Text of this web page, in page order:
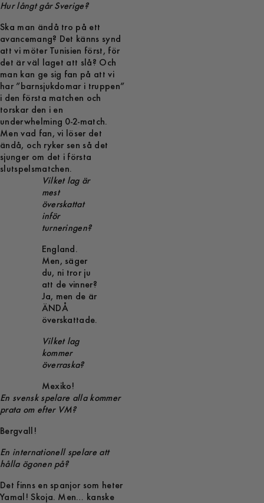
Hur långt går Sverige?
Ska man ändå tro på ett
avancemang? Det känns synd
att vi möter Tunisien först, för
det är väl laget att slå? Och
man kan ge sig fan på att vi
har ”barnsjukdomar i truppen”
i den första matchen och
torskar den i en
underwhelming 0-2-match.
Men vad fan, vi löser det
ändå, och ryker sen så det
sjunger om det i första
slutspelsmatchen.
Vilket lag är
mest
överskattat
inför
turneringen?
England.
Men, säger
du, ni tror ju
att de vinner?
Ja, men de är
ÄNDÅ
överskattade.
Vilket lag
kommer
överraska?
Mexiko!
En svensk spelare alla kommer
prata om efter VM?
Bergvall!
En internationell spelare att
hålla ögonen på?
Det finns en spanjor som heter
Yamal! Skoja. Men… kanske